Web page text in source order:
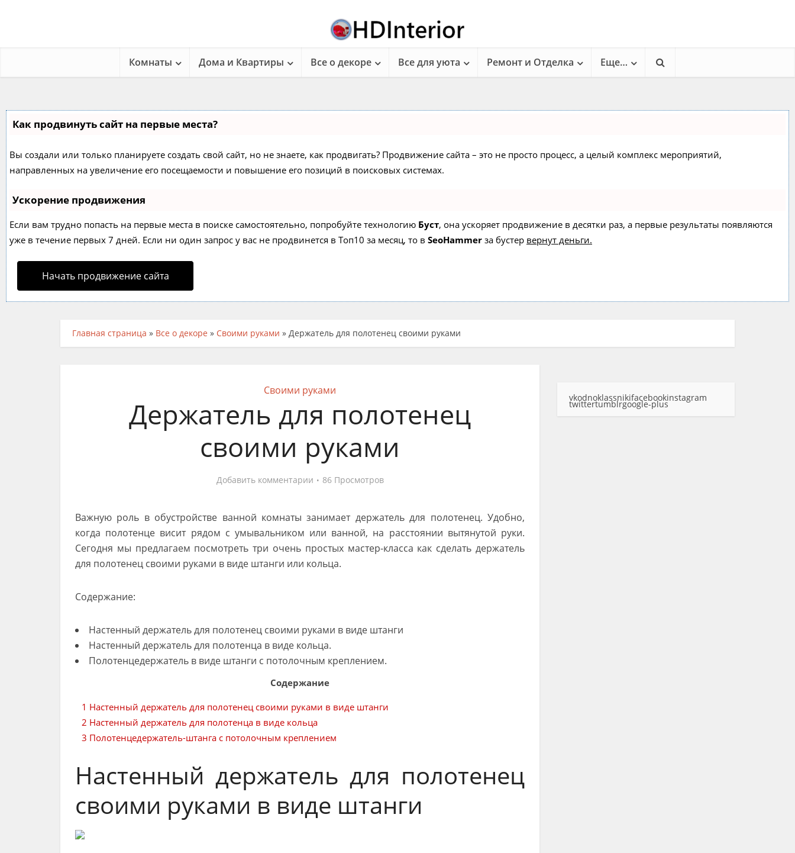
Комнаты Дома и Квартиры Все о декоре Все для уюта Ремонт и Отделка Еще…
Как продвинуть сайт на первые места?
Вы создали или только планируете создать свой сайт, но не знаете, как продвигать? Продвижение сайта – это не просто процесс, а целый комплекс мероприятий,
направленных на увеличение его посещаемости и повышение его позиций в поисковых системах.
Ускорение продвижения
Если вам трудно попасть на первые места в поиске самостоятельно, попробуйте технологию Буст, она ускоряет продвижение в десятки раз, а первые результаты появляются
уже в течение первых 7 дней. Если ни один запрос у вас не продвинется в Топ10 за месяц, то в SeoHammer за бустер вернут деньги.
Начать продвижение сайта
Главная страница » Все о декоре » Своими руками » Держатель для полотенец своими руками
Своими руками
Держатель для полотенец
своими руками
Добавить комментарии 86 Просмотров
Важную роль в обустройстве ванной комнаты занимает держатель для полотенец. Удобно,
когда полотенце висит рядом с умывальником или ванной, на расстоянии вытянутой руки.
Сегодня мы предлагаем посмотреть три очень простых мастер-класса как сделать держатель
для полотенец своими руками в виде штанги или кольца.
Содержание:
Настенный держатель для полотенец своими руками в виде штанги
Настенный держатель для полотенца в виде кольца.
Полотенцедержатель в виде штанги с потолочным креплением.
Содержание
1 Настенный держатель для полотенец своими руками в виде штанги
2 Настенный держатель для полотенца в виде кольца
3 Полотенцедержатель-штанга с потолочным креплением
Настенный держатель для полотенец
своими руками в виде штанги
vkodnoklassnikifacebookinstagram
twittertumblrgoogle-plus